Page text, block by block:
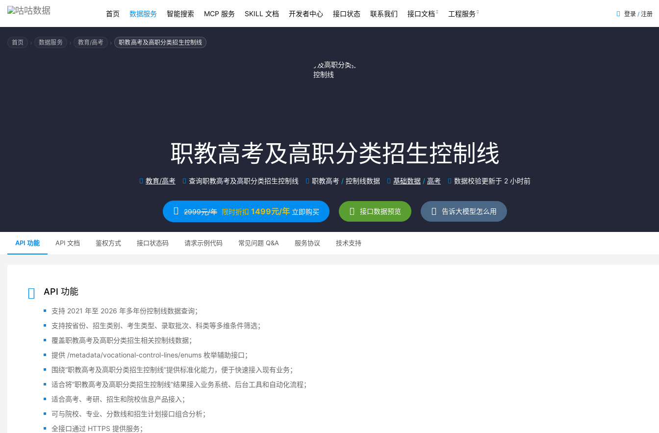
首页 数据服务 智能搜索 MCP 服务 SKILL 文档 开发者中心 接口状态 联系我们 接口文档 工程服务 登录 / 注册
首页 › 数据服务 › 教育/高考 › 职教高考及高职分类招生控制线
职教高考及高职分类招生控制线
教育/高考 查询职教高考及高职分类招生控制线 职教高考 / 控制线数据 基础数据 / 高考 数据校验更新于 2 小时前
2999元/年 限时折扣 1499元/年 立即购买 接口数据预览 告诉大模型怎么用
API 功能 API 文档 鉴权方式 接口状态码 请求示例代码 常见问题 Q&A 服务协议 技术支持
API 功能
支持 2021 年至 2026 年多年份控制线数据查询；
支持按省份、招生类别、考生类型、录取批次、科类等多维条件筛选；
覆盖职教高考及高职分类招生相关控制线数据；
提供 /metadata/vocational-control-lines/enums 枚举辅助接口；
围绕“职教高考及高职分类招生控制线”提供标准化能力，便于快速接入现有业务；
适合将“职教高考及高职分类招生控制线”结果接入业务系统、后台工具和自动化流程；
适合高考、考研、招生和院校信息产品接入；
可与院校、专业、分数线和招生计划接口组合分析；
全接口通过 HTTPS 提供服务；